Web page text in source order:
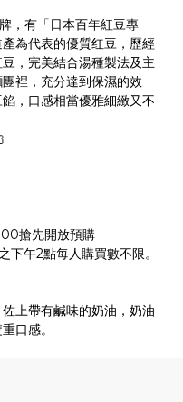
，有「日本百年紅豆專
為代表的優質红豆，歷經
，完美結合湯種製法及主
裡，充分達到保濕的效
，口感相當優雅細緻又不
搶先開放預購
午2點每人購買數不限。
上帶有鹹味的奶油，奶油
口感。